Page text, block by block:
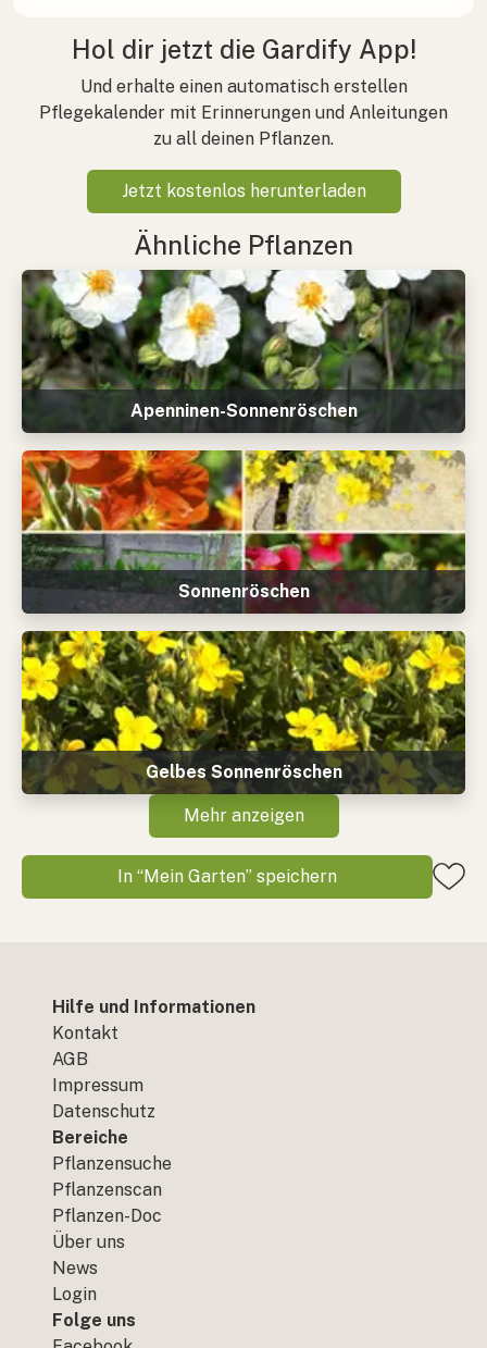
Hol dir jetzt die Gardify App!
Und erhalte einen automatisch erstellen
Pflegekalender mit Erinnerungen und Anleitungen
zu all deinen Pflanzen.
Jetzt kostenlos herunterladen
Ähnliche Pflanzen
Apenninen-Sonnenröschen
Sonnenröschen
Gelbes Sonnenröschen
Mehr anzeigen
In “Mein Garten” speichern
Hilfe und Informationen
Kontakt
AGB
Impressum
Datenschutz
Bereiche
Pflanzensuche
Pflanzenscan
Pflanzen-Doc
Über uns
News
Login
Folge uns